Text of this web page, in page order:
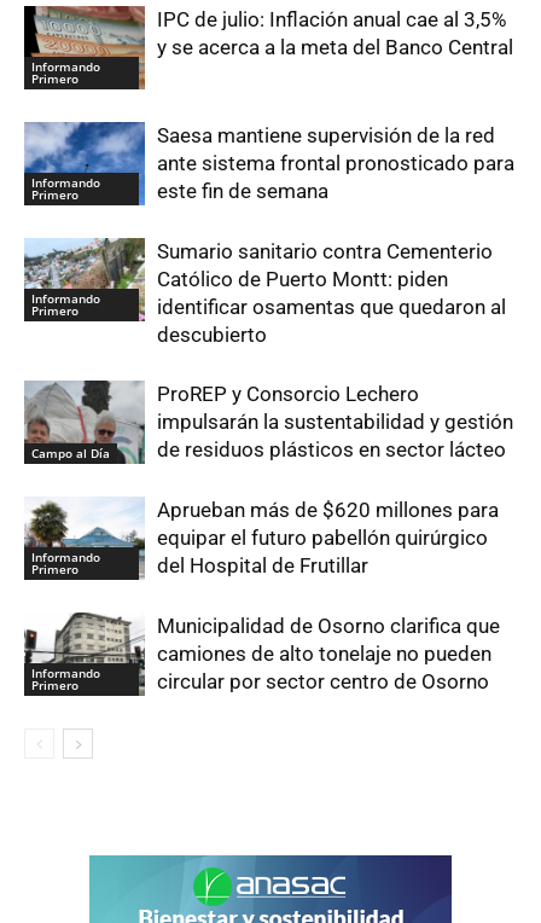
Informando
Primero
IPC de julio: Inflación anual cae al 3,5%
y se acerca a la meta del Banco Central
Informando
Primero
Saesa mantiene supervisión de la red
ante sistema frontal pronosticado para
este fin de semana
Informando
Primero
Sumario sanitario contra Cementerio
Católico de Puerto Montt: piden
identificar osamentas que quedaron al
descubierto
Campo al Día
ProREP y Consorcio Lechero
impulsarán la sustentabilidad y gestión
de residuos plásticos en sector lácteo
Informando
Primero
Aprueban más de $620 millones para
equipar el futuro pabellón quirúrgico
del Hospital de Frutillar
Informando
Primero
Municipalidad de Osorno clarifica que
camiones de alto tonelaje no pueden
circular por sector centro de Osorno